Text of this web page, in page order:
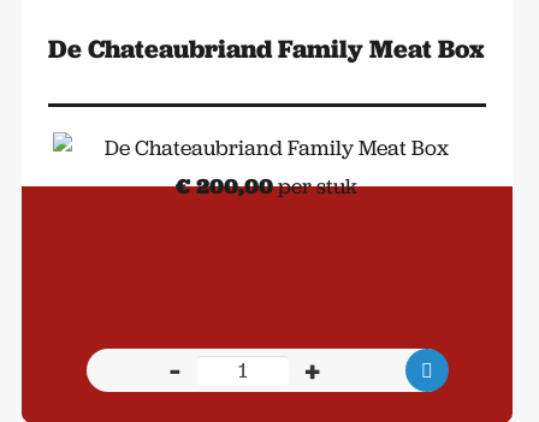
De Chateaubriand Family Meat Box
€ 200,00per stuk
-
Chateaubriand
+